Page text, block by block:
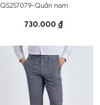
QS257079-Quần nam
730.000 ₫